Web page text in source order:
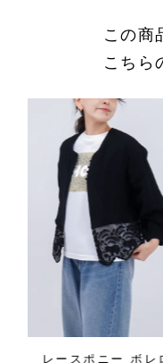
この商
こちら
レースポニー ボレ